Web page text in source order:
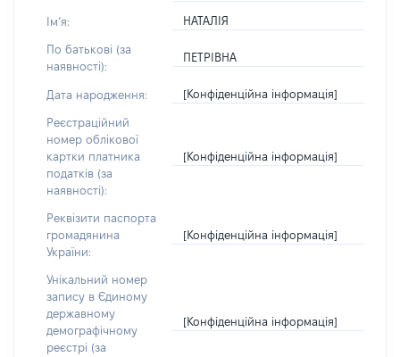
Імʼя: НАТАЛІЯ
По батькові (за
наявності):
ПЕТРІВНА
Дата народження: [Конфіденційна інформація]
Реєстраційний
номер облікової
картки платника
податків (за
наявності):
[Конфіденційна інформація]
Реквізити паспорта
громадянина
України:
[Конфіденційна інформація]
Унікальний номер
запису в Єдиному
державному
демографічному
реєстрі (за
[Конфіденційна інформація]